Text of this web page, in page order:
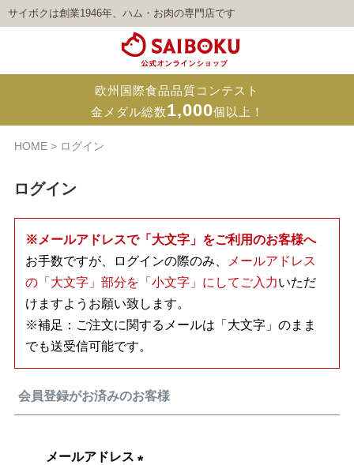
サイボクは創業1946年、ハム・お肉の専門店です
欧州国際食品品質コンテスト
金メダル総数1,000個以上！
HOME ログイン
ログイン
※メールアドレスで「大文字」をご利用のお客様へ
お手数ですが、ログインの際のみ、 メールアドレス
の「大文字」部分を「小文字」にしてご入力いただ
けますようお願い致します。
※補足：ご注文に関するメールは「大文字」のまま
でも送受信可能です。
会員登録がお済みのお客様
メールアドレス